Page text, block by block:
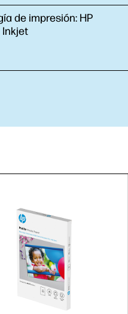
de impresión: HP